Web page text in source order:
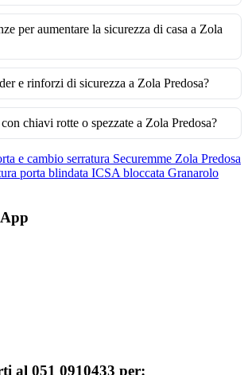
per aumentare la sicurezza di casa a Zola
e rinforzi di sicurezza a Zola Predosa?
chiavi rotte o spezzate a Zola Predosa?
e cambio serratura Securemme Zola Predosa
porta blindata ICSA bloccata Granarolo
al 051 0910433 per: